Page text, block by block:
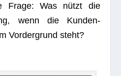
Frage: Was nützt die
wenn die Kun­den­
Vor­der­grund steht?